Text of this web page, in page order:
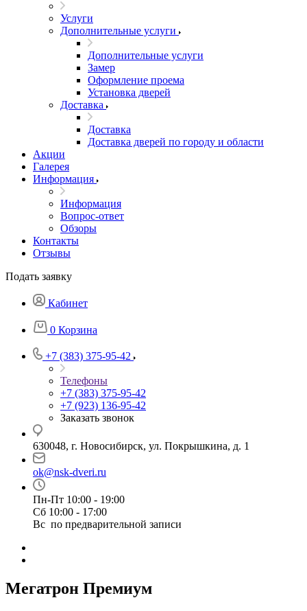
Услуги
Дополнительные услуги
Дополнительные услуги
Замер
Оформление проема
Установка дверей
Доставка
Доставка
Доставка дверей по городу и области
Акции
Галерея
Информация
Информация
Вопрос-ответ
Обзоры
Контакты
Отзывы
Подать заявку
Кабинет
0 Корзина
+7 (383) 375-95-42
Телефоны
+7 (383) 375-95-42
+7 (923) 136-95-42
Заказать звонок
630048, г. Новосибирск, ул. Покрышкина, д. 1
ok@nsk-dveri.ru
Пн-Пт 10:00 - 19:00
Сб 10:00 - 17:00
Вс по предварительной записи
Мегатрон Премиум